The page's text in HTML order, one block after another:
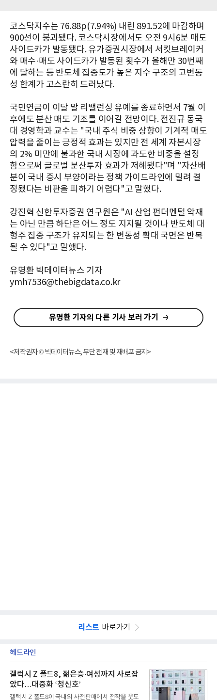
코스닥지수는 76.88p(7.94%) 내린 891.52에 마감하며
900선이 붕괴됐다. 코스닥시장에서도 오전 9시6분 매도
사이드카가 발동됐다. 유가증권시장에서 서킷브레이커
와 매수·매도 사이드카가 발동된 횟수가 올해만 30번째
에 달하는 등 반도체 집중도가 높은 지수 구조의 고변동
성 한계가 고스란히 드러났다.
국민연금이 이달 말 리밸런싱 유예를 종료하면서 7월 이
후에도 분산 매도 기조를 이어갈 전망이다. 전진규 동국
대 경영학과 교수는 "국내 주식 비중 상향이 기계적 매도
압력을 줄이는 긍정적 효과는 있지만 전 세계 자본시장
의 2% 미만에 불과한 국내 시장에 과도한 비중을 설정
함으로써 글로벌 분산투자 효과가 저해됐다"며 "자산배
분이 국내 증시 부양이라는 정책 가이드라인에 밀려 결
정됐다는 비판을 피하기 어렵다"고 말했다.
강진혁 신한투자증권 연구원은 "AI 산업 펀더멘털 악재
는 아닌 만큼 하단은 어느 정도 지지될 것이나 반도체 대
형주 집중 구조가 유지되는 한 변동성 확대 국면은 반복
될 수 있다"고 말했다.
유명환 빅데이터뉴스 기자
ymh7536@thebigdata.co.kr
유명환 기자의 다른 기사 보러 가기
<저작권자 © 빅데이터뉴스, 무단 전재 및 재배포 금지>
리스트 바로가기
헤드라인
갤럭시 Z 폴드8, 젊은층·여성까지 사로잡
았다…대중화 ‘청신호’
갤럭시 Z 폴드8이 국내외 사전판매에서 전작을 웃도